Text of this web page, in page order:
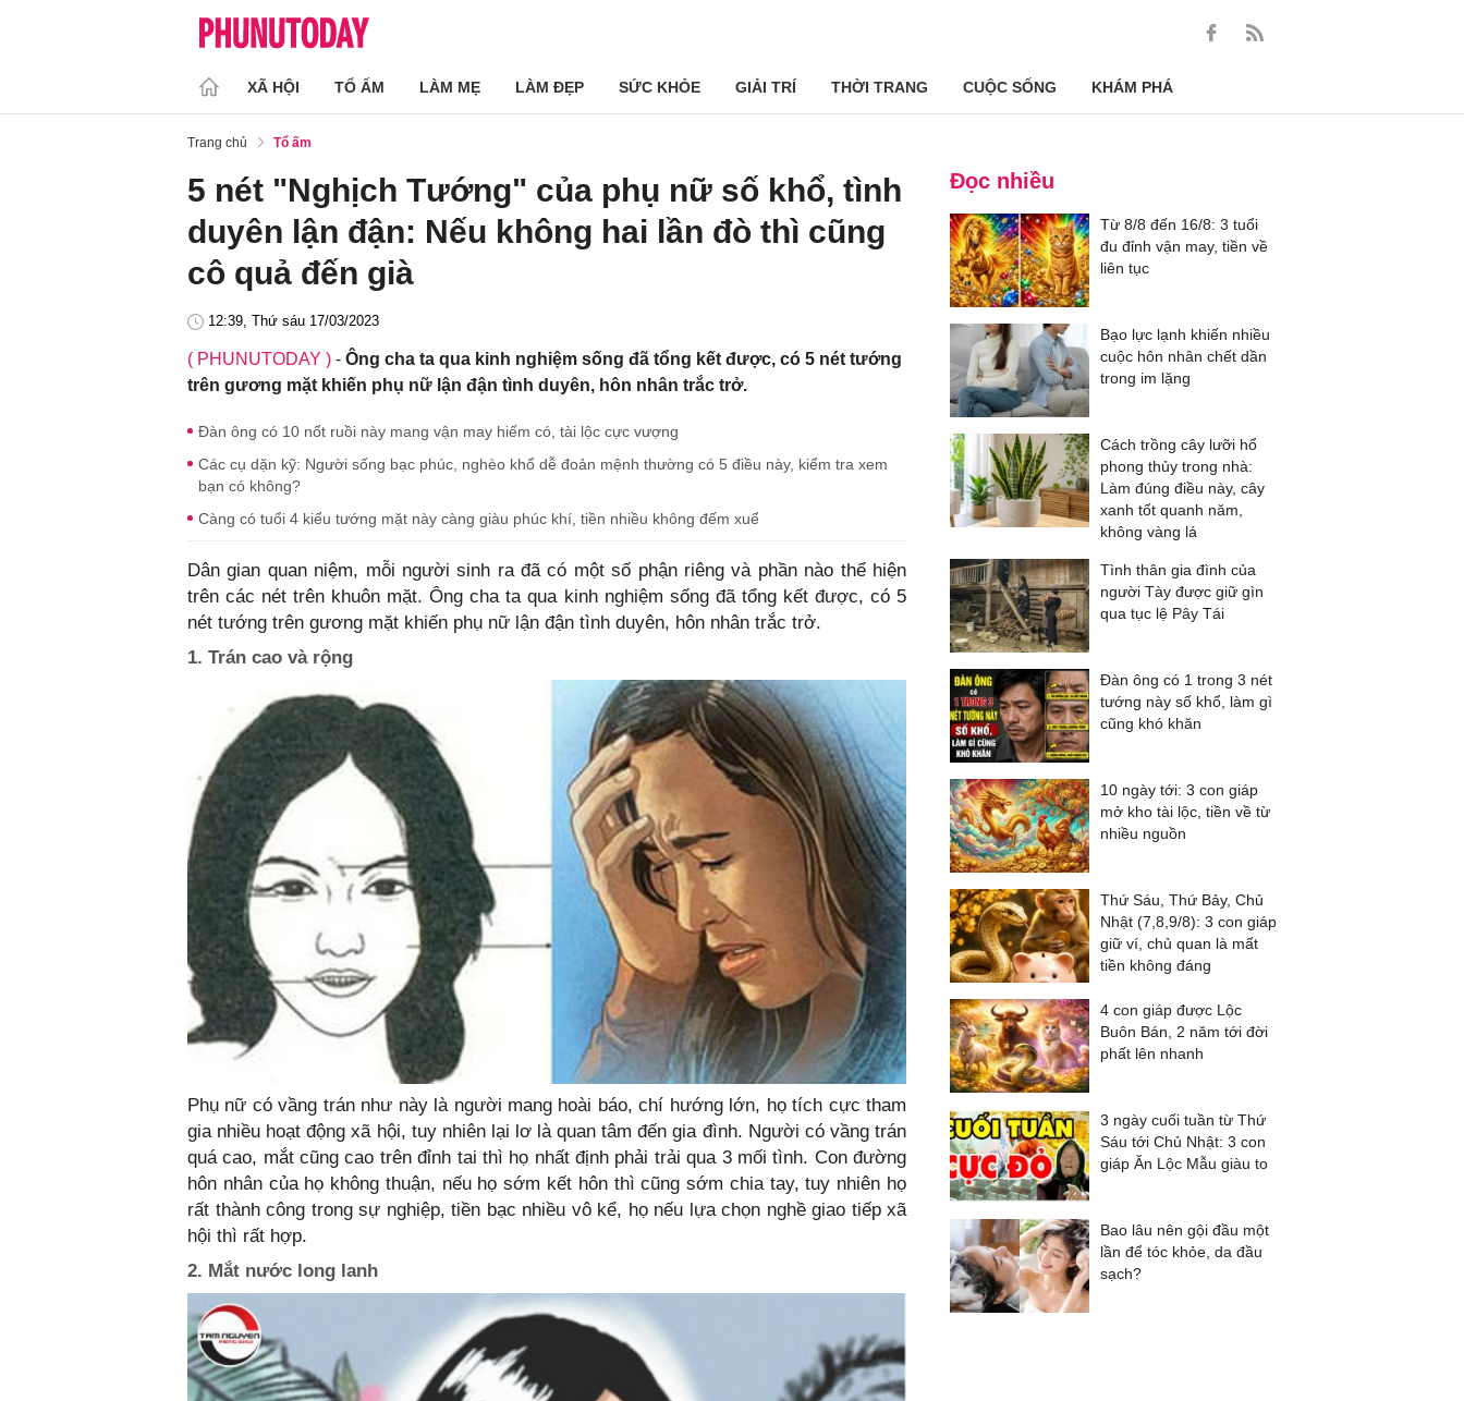
XÃ HỘI TỔ ẤM LÀM MẸ LÀM ĐẸP SỨC KHỎE GIẢI TRÍ THỜI TRANG CUỘC SỐNG KHÁM PHÁ
Trang chủ Tổ ấm
5 nét "Nghịch Tướng" của phụ nữ số khổ, tình
duyên lận đận: Nếu không hai lần đò thì cũng
cô quả đến già
12:39, Thứ sáu 17/03/2023
( PHUNUTODAY ) - Ông cha ta qua kinh nghiệm sống đã tổng kết được, có 5 nét tướng
trên gương mặt khiến phụ nữ lận đận tình duyên, hôn nhân trắc trở.
Đàn ông có 10 nốt ruồi này mang vận may hiếm có, tài lộc cực vượng
Các cụ dặn kỹ: Người sống bạc phúc, nghèo khổ dễ đoản mệnh thường có 5 điều này, kiểm tra xem
bạn có không?
Càng có tuổi 4 kiểu tướng mặt này càng giàu phúc khí, tiền nhiều không đếm xuể
Dân gian quan niệm, mỗi người sinh ra đã có một số phận riêng và phần nào thể hiện
trên các nét trên khuôn mặt. Ông cha ta qua kinh nghiệm sống đã tổng kết được, có 5
nét tướng trên gương mặt khiến phụ nữ lận đận tình duyên, hôn nhân trắc trở.
1. Trán cao và rộng
Phụ nữ có vầng trán như này là người mang hoài báo, chí hướng lớn, họ tích cực tham
gia nhiều hoạt động xã hội, tuy nhiên lại lơ là quan tâm đến gia đình. Người có vầng trán
quá cao, mắt cũng cao trên đỉnh tai thì họ nhất định phải trải qua 3 mối tình. Con đường
hôn nhân của họ không thuận, nếu họ sớm kết hôn thì cũng sớm chia tay, tuy nhiên họ
rất thành công trong sự nghiệp, tiền bạc nhiều vô kể, họ nếu lựa chọn nghề giao tiếp xã
hội thì rất hợp.
2. Mắt nước long lanh
Đọc nhiều
Từ 8/8 đến 16/8: 3 tuổi
đu đỉnh vận may, tiền về
liên tục
Bạo lực lạnh khiến nhiều
cuộc hôn nhân chết dần
trong im lặng
Cách trồng cây lưỡi hổ
phong thủy trong nhà:
Làm đúng điều này, cây
xanh tốt quanh năm,
không vàng lá
Tình thân gia đình của
người Tày được giữ gìn
qua tục lệ Pây Tái
Đàn ông có 1 trong 3 nét
tướng này số khổ, làm gì
cũng khó khăn
10 ngày tới: 3 con giáp
mở kho tài lộc, tiền về từ
nhiều nguồn
Thứ Sáu, Thứ Bảy, Chủ
Nhật (7,8,9/8): 3 con giáp
giữ ví, chủ quan là mất
tiền không đáng
4 con giáp được Lộc
Buôn Bán, 2 năm tới đời
phất lên nhanh
3 ngày cuối tuần từ Thứ
Sáu tới Chủ Nhật: 3 con
giáp Ăn Lộc Mẫu giàu to
Bao lâu nên gội đầu một
lần để tóc khỏe, da đầu
sạch?